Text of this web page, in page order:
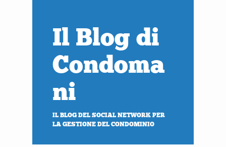
Il Blog di
Condoma
ni
IL BLOG DEL SOCIAL NETWORK PER
LA GESTIONE DEL CONDOMINIO